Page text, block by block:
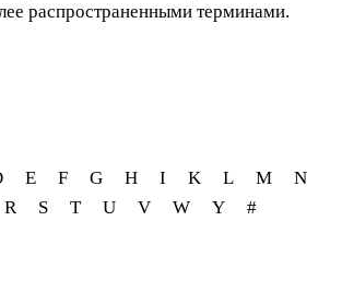
распространенными терминами.
E F G H I K L M
N
R S T U V W Y #